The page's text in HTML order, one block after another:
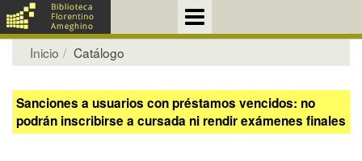
Inicio Catálogo
Sanciones a usuarios con préstamos vencidos: no
podrán inscribirse a cursada ni rendir exámenes finales